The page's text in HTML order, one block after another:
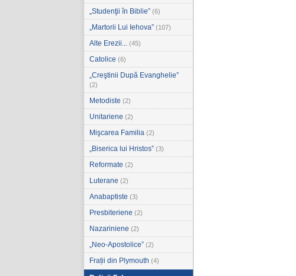
„Studenţii în Biblie” (6)
„Martorii Lui Iehova” (107)
Alte Erezii... (45)
Catolice (6)
„Creştinii După Evanghelie”
(2)
Metodiste (2)
Unitariene (2)
Mişcarea Familia (2)
„Biserica lui Hristos” (3)
Reformate (2)
Luterane (2)
Anabaptiste (3)
Presbiteriene (2)
Nazariniene (2)
„Neo-Apostolice” (2)
Frații din Plymouth (4)